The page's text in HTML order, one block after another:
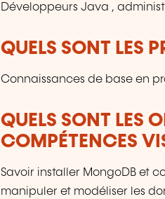
Développeurs Java ,
QUELS SONT LES
Connaissances de base en
QUELS SONT LES
COMPÉTENCES
Savoir installer MongoDB et
manipuler et modéliser les